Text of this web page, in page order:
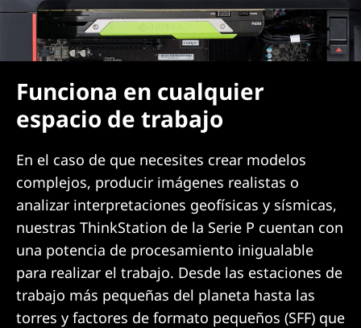
Funciona en cualquier
espacio de trabajo
En el caso de que necesites crear modelos
complejos, producir imágenes realistas o
analizar interpretaciones geofísicas y sísmicas,
nuestras ThinkStation de la Serie P cuentan con
una potencia de procesamiento inigualable
para realizar el trabajo. Desde las estaciones de
trabajo más pequeñas del planeta hasta las
torres y factores de formato pequeños (SFF) que